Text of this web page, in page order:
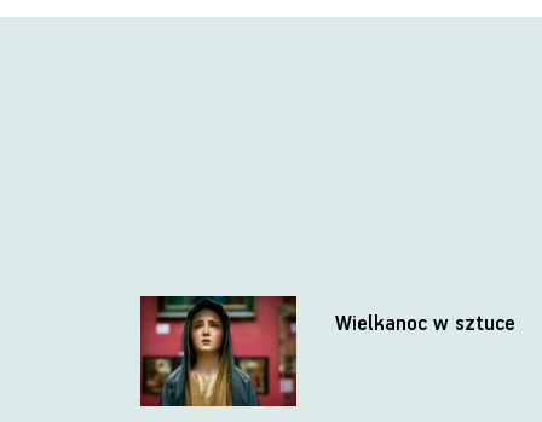
Wielkanoc w sztuce